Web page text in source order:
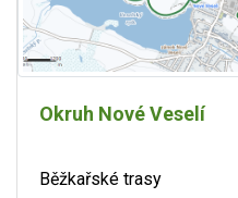
Okruh Nové Veselí
Běžkařské trasy